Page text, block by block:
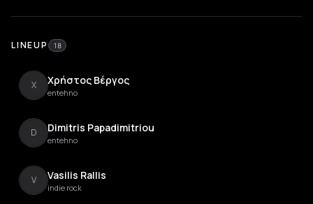
LINEUP 18
Χ Χρήστος Βέργος
entehno
D Dimitris Papadimitriou
entehno
V Vasilis Rallis
indie rock